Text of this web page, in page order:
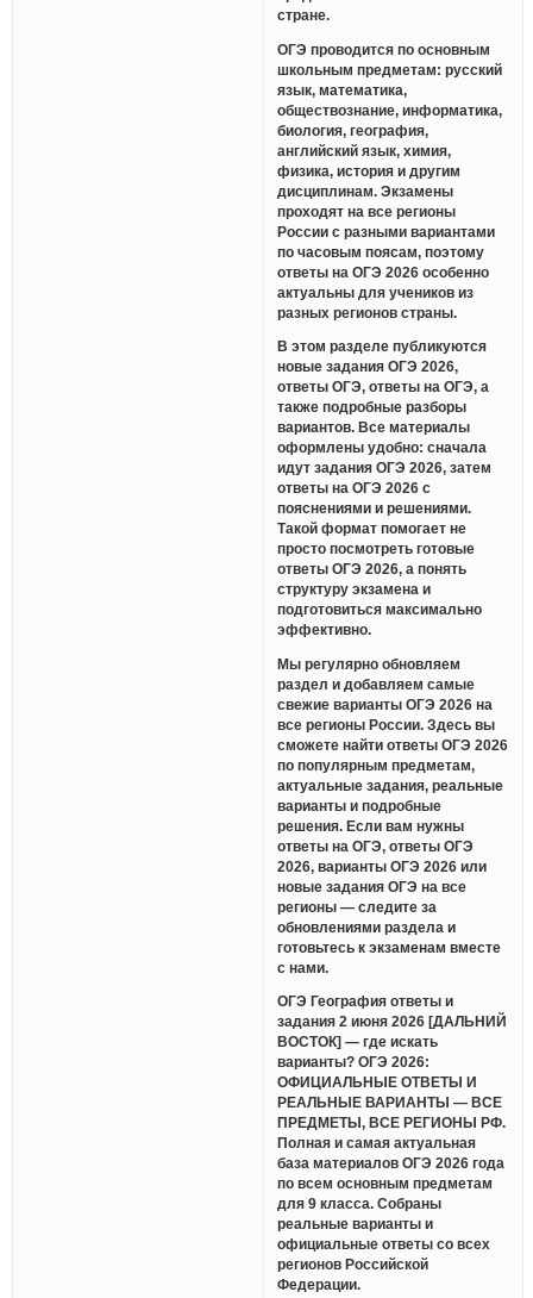
стране.
ОГЭ проводится по основным
школьным предметам: русский
язык, математика,
обществознание, информатика,
биология, география,
английский язык, химия,
физика, история и другим
дисциплинам. Экзамены
проходят на все регионы
России с разными вариантами
по часовым поясам, поэтому
ответы на ОГЭ 2026 особенно
актуальны для учеников из
разных регионов страны.
В этом разделе публикуются
новые задания ОГЭ 2026,
ответы ОГЭ, ответы на ОГЭ, а
также подробные разборы
вариантов. Все материалы
оформлены удобно: сначала
идут задания ОГЭ 2026, затем
ответы на ОГЭ 2026 с
пояснениями и решениями.
Такой формат помогает не
просто посмотреть готовые
ответы ОГЭ 2026, а понять
структуру экзамена и
подготовиться максимально
эффективно.
Мы регулярно обновляем
раздел и добавляем самые
свежие варианты ОГЭ 2026 на
все регионы России. Здесь вы
сможете найти ответы ОГЭ 2026
по популярным предметам,
актуальные задания, реальные
варианты и подробные
решения. Если вам нужны
ответы на ОГЭ, ответы ОГЭ
2026, варианты ОГЭ 2026 или
новые задания ОГЭ на все
регионы — следите за
обновлениями раздела и
готовьтесь к экзаменам вместе
с нами.
ОГЭ География ответы и
задания 2 июня 2026 [ДАЛЬНИЙ
ВОСТОК] — где искать
варианты? ОГЭ 2026:
ОФИЦИАЛЬНЫЕ ОТВЕТЫ И
РЕАЛЬНЫЕ ВАРИАНТЫ — ВСЕ
ПРЕДМЕТЫ, ВСЕ РЕГИОНЫ РФ.
Полная и самая актуальная
база материалов ОГЭ 2026 года
по всем основным предметам
для 9 класса. Собраны
реальные варианты и
официальные ответы со всех
регионов Российской
Федерации.